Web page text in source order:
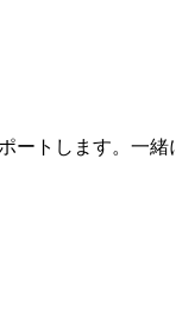
トします。一